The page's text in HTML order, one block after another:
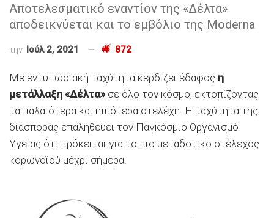
Αποτελεσματικό εναντίον της «Δέλτα»
αποδεικνύεται και το εμβόλιο της Moderna
την Ιούλ 2, 2021 872
Με εντυπωσιακή ταχύτητα κερδίζει έδαφoς η
μετάλλαξη «Δέλτα»σε όλο τον κόσμο, εκτοπίζοντας
τα παλαιότερα και ηπιότερα στελέχη. Η ταχύτητα της
διασποράς επαληθεύει τον Παγκόσμιο Οργανισμό
Υγείας ότι πρόκειται για το πιο μεταδοτικό στέλεχος
κορωνοϊού μέχρι σήμερα.